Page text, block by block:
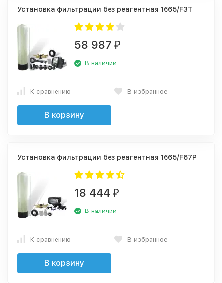
Установка фильтрации без реагентная 1665/F3Т
58 987 ₽
В наличии
К сравнению В избранное
В корзину
Установка фильтрации без реагентная 1665/F67P
18 444 ₽
В наличии
К сравнению В избранное
В корзину